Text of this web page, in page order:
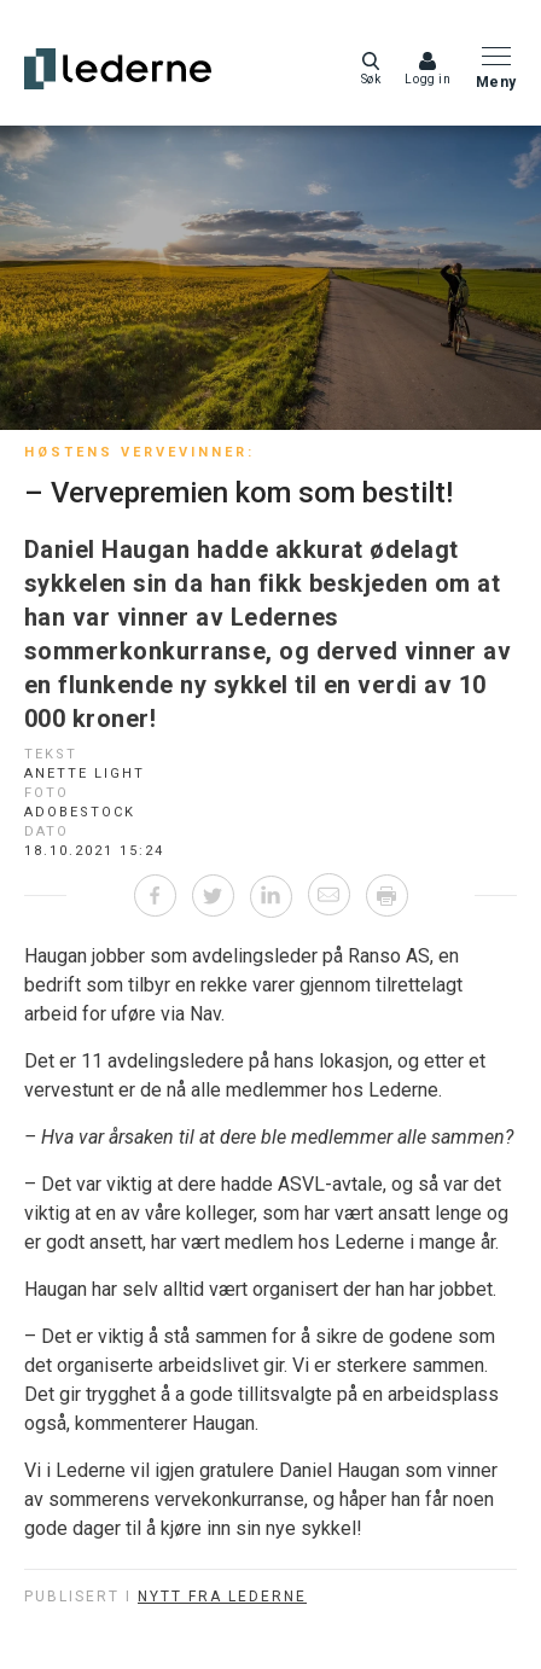
Søk Logg in Meny
HØSTENS VERVEVINNER:
– Vervepremien kom som bestilt!
Daniel Haugan hadde akkurat ødelagt
sykkelen sin da han fikk beskjeden om at
han var vinner av Ledernes
sommerkonkurranse, og derved vinner av
en flunkende ny sykkel til en verdi av 10
000 kroner!
TEKST
ANETTE LIGHT
FOTO
ADOBESTOCK
DATO
18.10.2021 15:24
Haugan jobber som avdelingsleder på Ranso AS, en
bedrift som tilbyr en rekke varer gjennom tilrettelagt
arbeid for uføre via Nav.
Det er 11 avdelingsledere på hans lokasjon, og etter et
vervestunt er de nå alle medlemmer hos Lederne.
– Hva var årsaken til at dere ble medlemmer alle sammen?
– Det var viktig at dere hadde ASVL-avtale, og så var det
viktig at en av våre kolleger, som har vært ansatt lenge og
er godt ansett, har vært medlem hos Lederne i mange år.
Haugan har selv alltid vært organisert der han har jobbet.
– Det er viktig å stå sammen for å sikre de godene som
det organiserte arbeidslivet gir. Vi er sterkere sammen.
Det gir trygghet å a gode tillitsvalgte på en arbeidsplass
også, kommenterer Haugan.
Vi i Lederne vil igjen gratulere Daniel Haugan som vinner
av sommerens vervekonkurranse, og håper han får noen
gode dager til å kjøre inn sin nye sykkel!
PUBLISERT I NYTT FRA LEDERNE